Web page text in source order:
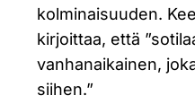
kolminaisuuden.
kirjoittaa, että
vanhanaikainen,
siihen.”